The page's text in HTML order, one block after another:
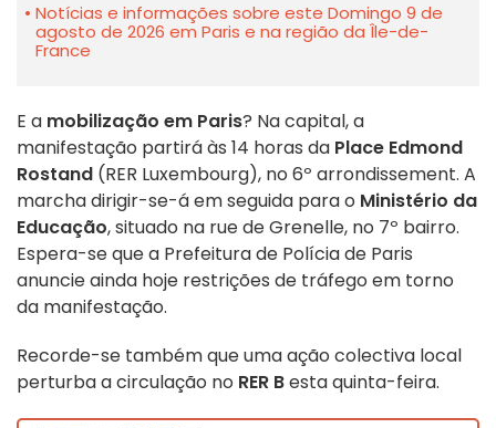
Notícias e informações sobre este Domingo 9 de
agosto de 2026 em Paris e na região da Île-de-
France
E a mobilização em Paris? Na capital, a
manifestação partirá às 14 horas da Place Edmond
Rostand (RER Luxembourg), no 6º arrondissement. A
marcha dirigir-se-á em seguida para o Ministério da
Educação, situado na rue de Grenelle, no 7º bairro.
Espera-se que a Prefeitura de Polícia de Paris
anuncie ainda hoje restrições de tráfego em torno
da manifestação.
Recorde-se também que uma ação colectiva local
perturba a circulação no RER Besta quinta-feira.